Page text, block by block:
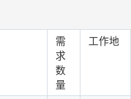
需
求
数
量
工作地